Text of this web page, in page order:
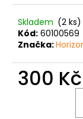
Skladem (2 ks)
Kód: 60100569
Značka:
300 Kč
o
u
č
u
e